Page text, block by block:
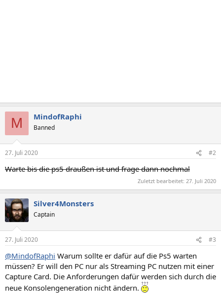
M MindofRaphi
Banned
27. Juli 2020 #2
Warte bis die ps5 draußen ist und frage dann nochmal
Zuletzt bearbeitet: 27. Juli 2020
Silver4Monsters
Captain
27. Juli 2020 #3
@MindofRaphi Warum sollte er dafür auf die Ps5 warten
müssen? Er will den PC nur als Streaming PC nutzen mit einer
Capture Card. Die Anforderungen dafür werden sich durch die
neue Konsolengeneration nicht ändern.